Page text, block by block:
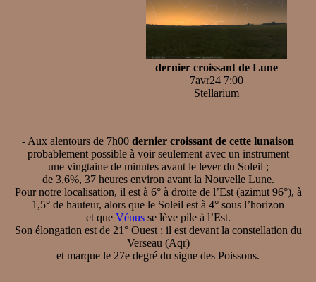
dernier croissant de Lune
7avr24 7:00
Stellarium
- Aux alentours de 7h00 dernier croissant de cette lunaison
probablement possible à voir seulement avec un instrument
une vingtaine de minutes avant le lever du Soleil ;
de 3,6%, 37 heures environ avant la Nouvelle Lune.
Pour notre localisation, il est à 6° à droite de l’Est (azimut 96°), à
1,5° de hauteur, alors que le Soleil est à 4° sous l’horizon
et que Vénusse lève pile à l’Est.
Son élongation est de 21° Ouest ; il est devant la constellation du
Verseau (Aqr)
et marque le 27e degré du signe des Poissons.